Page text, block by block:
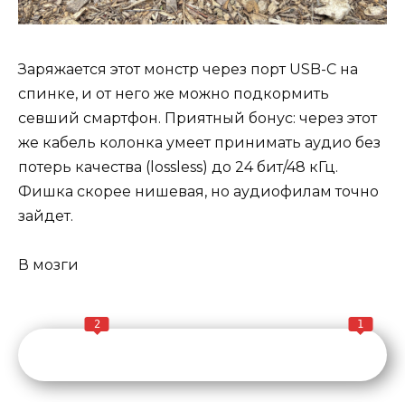
Заряжается этот монстр через порт USB-C на
спинке, и от него же можно подкормить
севший смартфон. Приятный бонус: через этот
же кабель колонка умеет принимать аудио без
потерь качества (lossless) до 24 бит/48 кГц.
Фишка скорее нишевая, но аудиофилам точно
зайдет.
В мозги
2 1